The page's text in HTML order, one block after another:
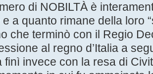
di NOBILTÀ è
a quanto rimane della loro
che terminò con il Regio
al regno d’Italia a
finì invece con la resa di